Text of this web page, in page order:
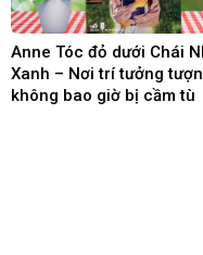
Anne Tóc đỏ dưới Chái
Xanh – Nơi trí tưởng
không bao giờ bị cầm tù